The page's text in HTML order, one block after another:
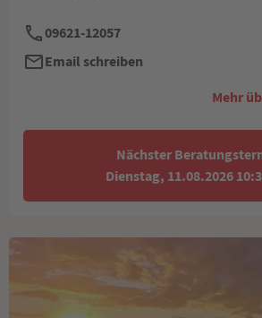
09621-12057
Email schreiben
Mehr
Nächster
Dienstag, 11.08.2026